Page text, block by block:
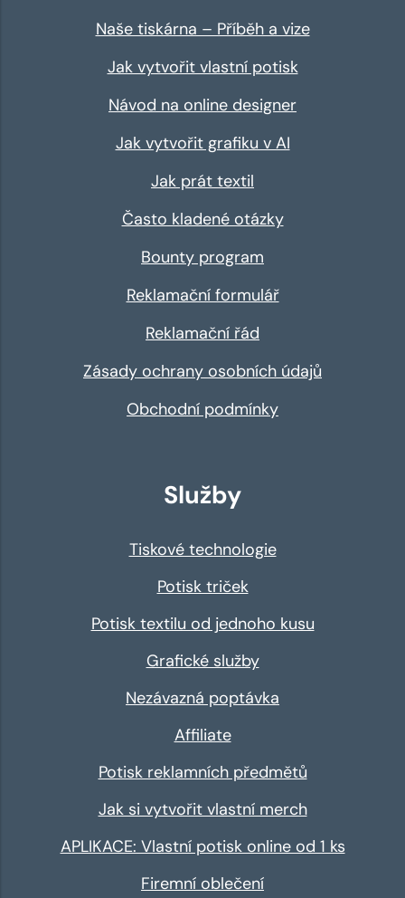
Naše tiskárna – Příběh a vize
Jak vytvořit vlastní potisk
Návod na online designer
Jak vytvořit grafiku v AI
Jak prát textil
Často kladené otázky
Bounty program
Reklamační formulář
Reklamační řád
Zásady ochrany osobních údajů
Obchodní podmínky
Služby
Tiskové technologie
Potisk triček
Potisk textilu od jednoho kusu
Grafické služby
Nezávazná poptávka
Affiliate
Potisk reklamních předmětů
Jak si vytvořit vlastní merch
APLIKACE: Vlastní potisk online od 1 ks
Firemní oblečení